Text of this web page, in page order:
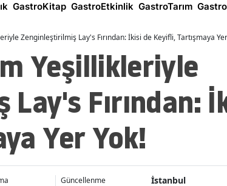
GastroKitap GastroEtkinlik GastroTarım
Zenginleştirilmiş Lay's Fırından: İkisi de Keyifli, Tartışmaya
Yeşillikleriyle
Fırından:
Yer Yok!
Güncellenme
İstanbul